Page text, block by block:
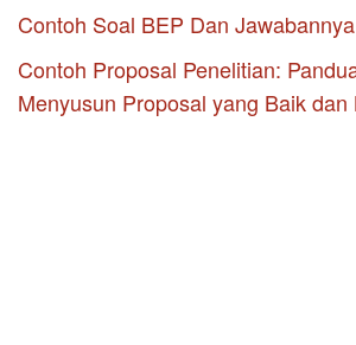
Contoh Soal BEP Dan Jawabannya
Contoh Proposal Penelitian:
Menyusun Proposal yang Baik dan